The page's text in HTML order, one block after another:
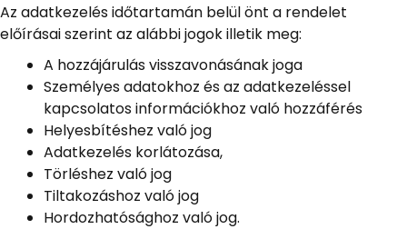
Az adatkezelés időtartamán belül önt a rendelet
előírásai szerint az alábbi jogok illetik meg:
A hozzájárulás visszavonásának joga
Személyes adatokhoz és az adatkezeléssel
kapcsolatos információkhoz való hozzáférés
Helyesbítéshez való jog
Adatkezelés korlátozása,
Törléshez való jog
Tiltakozáshoz való jog
Hordozhatósághoz való jog.